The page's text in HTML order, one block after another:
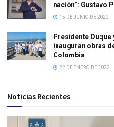
nación”: Gustavo
15 DE JUNIO DE 2022
Presidente Duque
inauguran obras
Colombia
22 DE ENERO DE 2022
Noticias Recientes